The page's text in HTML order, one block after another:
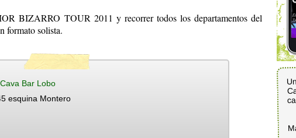
BIZARRO TOUR 2011 y recorrer todos los departamentos del
formato solista.
Bar Lobo
esquina Montero